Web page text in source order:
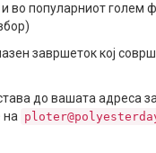
во популарниот голем
завршеток кој
до вашата адреса
на